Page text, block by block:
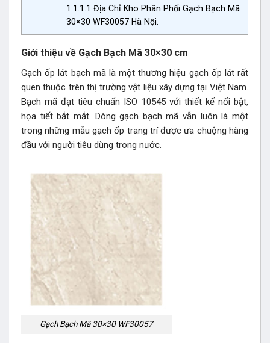
1.1.1.1 Địa Chỉ Kho Phân Phối Gạch Bạch Mã
30×30 WF30057 Hà Nội.
Giới thiệu về Gạch Bạch Mã 30×30 cm
Gạch ốp lát bạch mã là một thương hiệu gạch ốp látrất
quen thuộc trên thị trường vật liệu xây dựng tại Việt Nam.
Bạch mã đạt tiêu chuẩn ISO 10545 với thiết kế nổi bật,
họa tiết bắt mắt. Dòng gạch bạch mã vẫn luôn là một
trong những mẫu gạch ốp trang trí được ưa chuộng hàng
đầu với người tiêu dùng trong nước.
Gạch Bạch Mã 30×30 WF30057